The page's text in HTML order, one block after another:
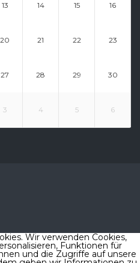
13 14 15 16
20 21 22 23
27 28 29 30
3 4 5 6
Wir verwenden Cookies,
Funktionen für
und die Zugriffe auf unsere